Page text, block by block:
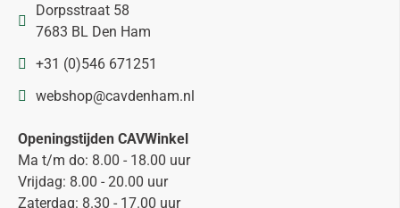
Dorpsstraat 58
7683 BL Den Ham
+31 (0)546 671251
webshop@cavdenham.nl
Openingstijden CAVWinkel
Ma t/m do: 8.00 - 18.00 uur
Vrijdag: 8.00 - 20.00 uur
Zaterdag: 8.30 - 17.00 uur